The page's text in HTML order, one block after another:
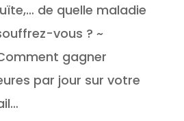
de quelle maladie
vous ? ~
gagner
par jour sur votre